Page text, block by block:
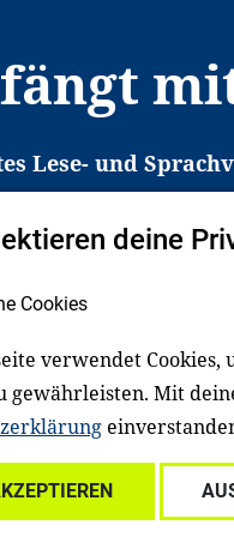
Lese- und
den Zugang
in Deutschland
gezielt an
Dafür
Unternehmen
Über uns
Einrichtungen
Für
deine
Cookies
verwendet
gewährleisten. Mit